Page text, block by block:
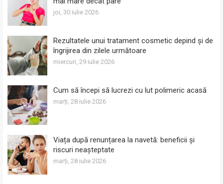
joi, 30 iulie 2026
Rezultatele unui tratament cosmetic depind și de
îngrijirea din zilele următoare
miercuri, 29 iulie 2026
Cum să începi să lucrezi cu lut polimeric acasă
marți, 28 iulie 2026
Viața după renunțarea la navetă: beneficii și
riscuri neașteptate
marți, 28 iulie 2026